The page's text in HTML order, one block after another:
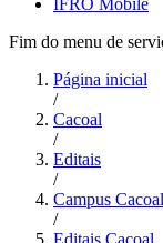
Fim do menu de
Página inicial
/
Cacoal
/
Editais
/
Campus Cacoal
/
Editais Cacoal